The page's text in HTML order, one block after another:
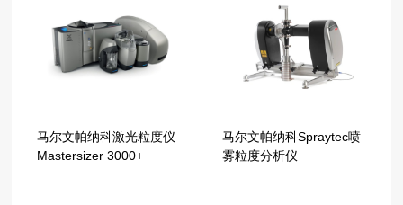
马尔文帕纳科激光粒度仪
Mastersizer 3000+
马尔文帕纳科Spraytec喷
雾粒度分析仪